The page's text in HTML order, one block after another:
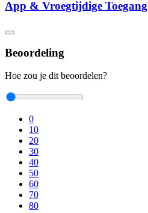
App & Vroegtijdige Toegang
Beoordeling
Hoe zou je dit beoordelen?
0
10
20
30
40
50
60
70
80